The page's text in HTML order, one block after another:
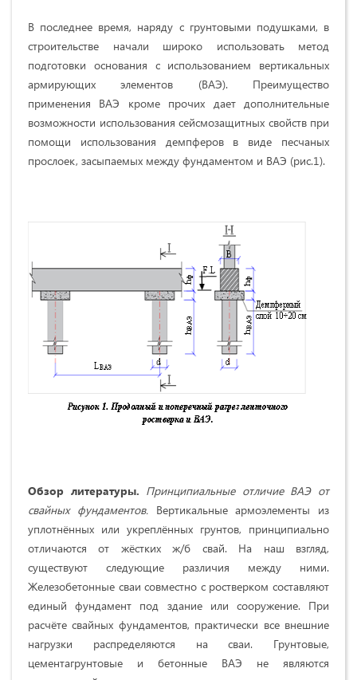
В последнее время, наряду с грунтовыми подушками, в
строительстве начали широко использовать метод
подготовки основания с использованием вертикальных
армирующих элементов (ВАЭ). Преимущество
применения ВАЭ кроме прочих дает дополнительные
возможности использования сейсмозащитных свойств при
помощи использования демпферов в виде песчаных
прослоек, засыпаемых между фундаментом и ВАЭ (рис.1).
Обзор литературы. Принципиальные отличие ВАЭ от
свайных фундаментов.Вертикальные армоэлементы из
уплотнённых или укреплённых грунтов, принципиально
отличаются от жёстких ж/б свай. На наш взгляд,
существуют следующие различия между ними.
Железобетонные сваи совместно с ростверком составляют
единый фундамент под здание или сооружение. При
расчёте свайных фундаментов, практически все внешние
нагрузки распределяются на сваи. Грунтовые,
цементагрунтовые и бетонные ВАЭ не являются